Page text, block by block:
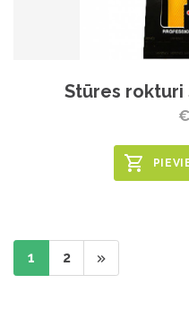
Stūres rokturi
1 2